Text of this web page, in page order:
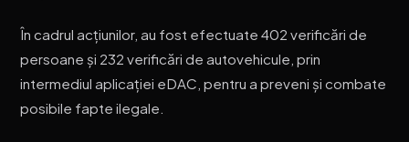
În cadrul acțiunilor, au fost efectuate 402 verificări de
persoane și 232 verificări de autovehicule, prin
intermediul aplicației eDAC, pentru a preveni și combate
posibile fapte ilegale.